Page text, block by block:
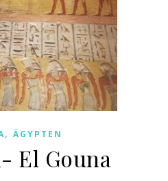
, ÄGYPTEN
El Gouna